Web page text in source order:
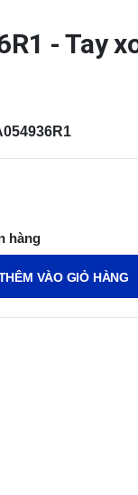
- Tay
hàng
VÀO GIỎ HÀNG